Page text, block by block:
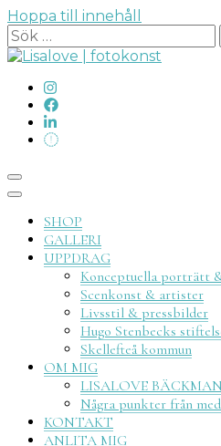
Hoppa till innehåll
Sök
efter:
SHOP
GALLERI
UPPDRAG
Konceptuella porträtt
Scenkonst & artister
Livsstil & pressbilder
Hugo Stenbecks
Skellefteå kommun
OM MIG
LISALOVE BÄCKMAN
Några punkter från
KONTAKT
ANLITA MIG